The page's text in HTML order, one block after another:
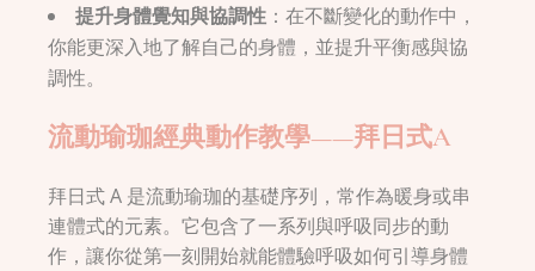
提升身體覺知與協調性 ：在不斷變化的動作中，
你能更深入地了解自己的身體，並提升平衡感與協
調性。
流動瑜珈經典動作教學——拜日式A
拜日式 A 是流動瑜珈的基礎序列，常作為暖身或串
連體式的元素。它包含了一系列與呼吸同步的動
作，讓你從第一刻開始就能體驗呼吸如何引導身體